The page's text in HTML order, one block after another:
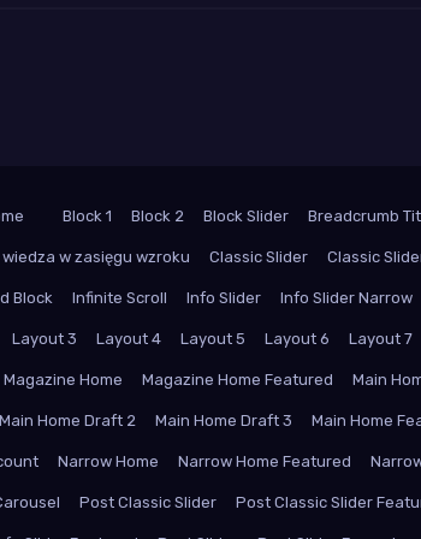
Block 1 Block 2 Block Slider Breadcrumb
w zasięgu wzroku Classic Slider Classic
Block Infinite Scroll Info Slider Info Slider Narrow
Layout 3 Layout 4 Layout 5 Layout 6 Layout 7
Magazine Home Magazine Home Featured Main
Main Home Draft 2 Main Home Draft 3 Main Home
Narrow Home Narrow Home Featured
Post Classic Slider Post Classic Slider